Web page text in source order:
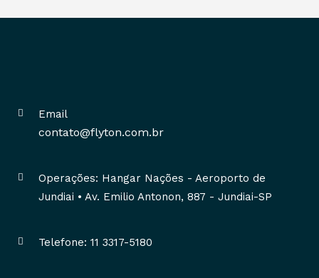
Email
contato@flyton.com.br
Operações: Hangar Nações - Aeroporto de
Jundiai • Av. Emilio Antonon, 887 - Jundiai-SP
Telefone: 11 3317-5180